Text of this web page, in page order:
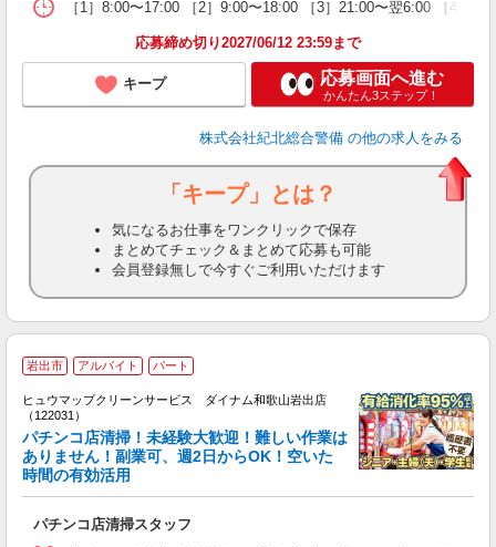
［1］8:00〜17:00 ［2］9:00〜18:00 ［3］21:00〜翌6:00 ［4］
応募締め切り2027/06/12 23:59まで
キープ 応募画面へ進む
かんたん3ステップ！
株式会社紀北総合警備 の他の求人をみる
「キープ」とは？
気になるお仕事をワンクリックで保存
まとめてチェック＆まとめて応募も可能
会員登録無しで今すぐご利用いただけます
岩出市 アルバイト パート
ヒュウマップクリーンサービス ダイナム和歌山岩出店
（122031）
パチンコ店清掃！未経験大歓迎！難しい作業は
ありません！副業可、週2日からOK！空いた
時間の有効活用
パチンコ店清掃スタッフ